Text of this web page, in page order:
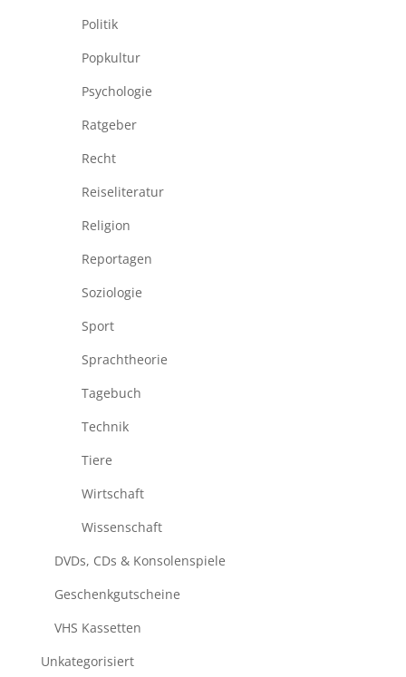
Politik
Popkultur
Psychologie
Ratgeber
Recht
Reiseliteratur
Religion
Reportagen
Soziologie
Sport
Sprachtheorie
Tagebuch
Technik
Tiere
Wirtschaft
Wissenschaft
DVDs, CDs & Konsolenspiele
Geschenkgutscheine
VHS Kassetten
Unkategorisiert